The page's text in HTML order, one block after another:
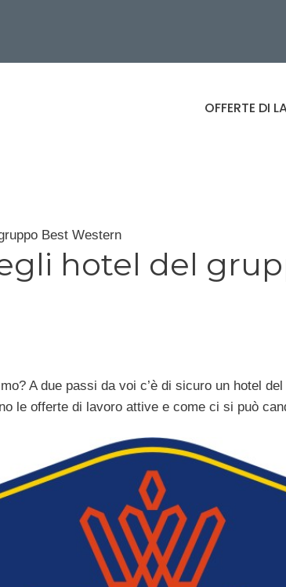
OFFERTE DI
Best Western
hotel del
A due passi da voi c’è di sicuro un hotel del
le offerte di lavoro attive e come ci si può